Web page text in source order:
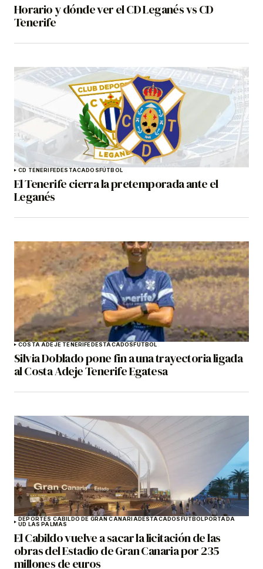
Horario y dónde ver el CD Leganés vs CD
Tenerife
CD TENERIFEDESTACADOSFÚTBOL
El Tenerife cierra la pretemporada ante el
Leganés
COSTA ADEJE TENERIFEDESTACADOSFÚTBOL
Silvia Doblado pone fin a una trayectoria ligada
al Costa Adeje Tenerife Egatesa
DEPORTES CABILDO DE GRAN CANARIADESTACADOSFÚTBOLPORTADA
UD LAS PALMAS
El Cabildo vuelve a sacar la licitación de las
obras del Estadio de Gran Canaria por 235
millones de euros